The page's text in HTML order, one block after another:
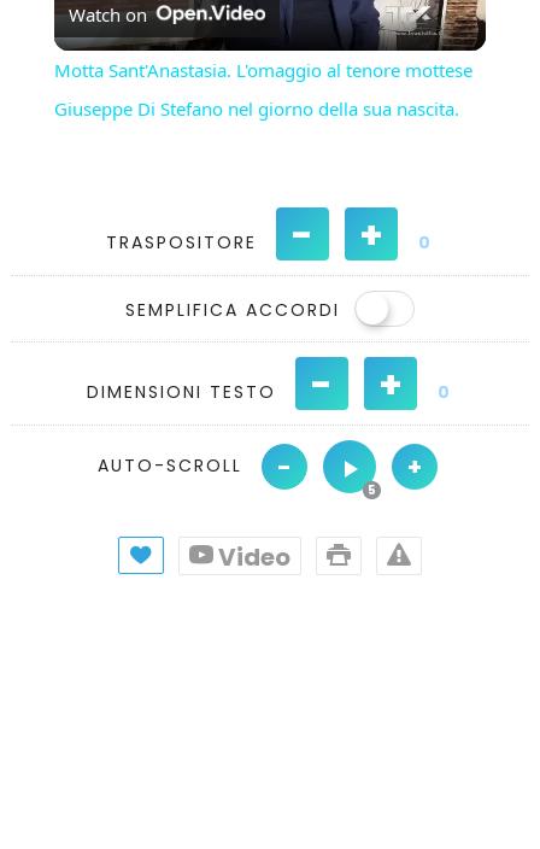
Video
Watch on
Motta Sant'Anastasia. L'omaggio al tenore mottese
Giuseppe Di Stefano nel giorno della sua nascita.
TRASPOSITORE - + 0
SEMPLIFICA ACCORDI
DIMENSIONI TESTO - + 0
AUTO-SCROLL - +
Video